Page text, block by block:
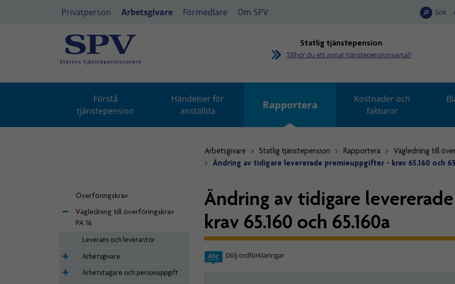
Privatperson Arbetsgivare Förmedlare Om SPV Sök
Statlig tjänstepension
Tillhör du ett annat tjänstepensionsavtal?
Förstå
tjänstepension
Händelser för
anställda
Rapportera
Kostnader och
fakturor
Arbetsgivare Statlig tjänstepension Rapportera Vägledning till
Ändring av tidigare levererade premieuppgifter - krav 65.160 och
Överföringskrav
Vägledning till överföringskrav
PA 16
Leverans och leverantör
Arbetsgivare
Arbetstagare och personuppgift
Ändring av tidigare
krav 65.160 och 65.160a
Dölj ordförklaringar